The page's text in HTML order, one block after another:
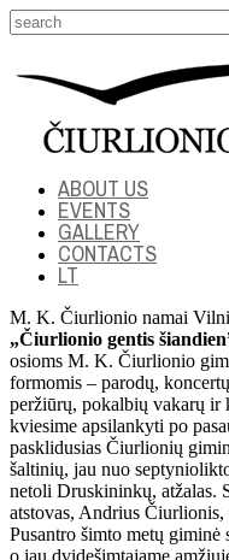
ABOUT US
EVENTS
GALLERY
CONTACTS
LT
M. K. Čiurlionio namai
„Čiurlionio gentis
osioms M. K. Čiurlionio
formomis – parodų,
peržiūrų, pokalbių vakarų
kviesime apsilankyti po
pasklidusias Čiurlionių
šaltinių, jau nuo
netoli Druskininkų, atžalas.
atstovas, Andrius
Pusantro šimto metų
o jau dvidešimtajame